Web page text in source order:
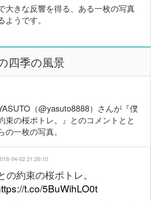
大きな反響を得る、ある一枚の写真
うです。
四季の風景
（@yasuto8888）さんが『僕
束の桜ポトレ。』とのコメントとと
一枚の写真。
約束の桜ポトレ。
t.co/5BuWihLO0t
04-02 21:26:10